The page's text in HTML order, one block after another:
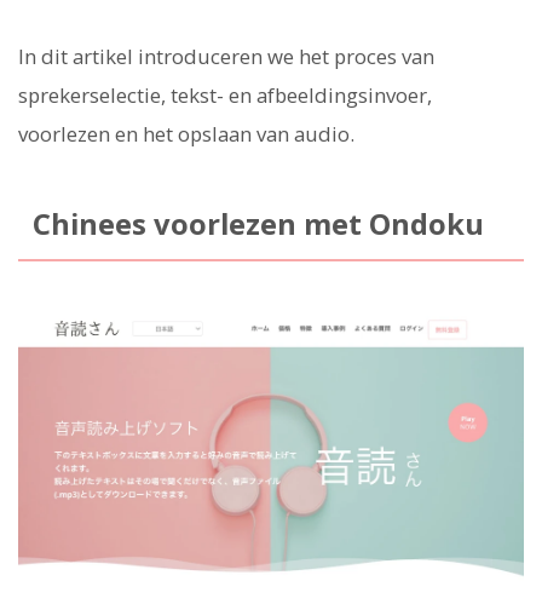
In dit artikel introduceren we het proces van
sprekerselectie, tekst- en afbeeldingsinvoer,
voorlezen en het opslaan van audio.
Chinees voorlezen met Ondoku